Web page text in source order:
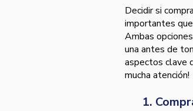
Decidir si
importantes
Ambas
una antes de
aspectos clave
mucha atención!
1.